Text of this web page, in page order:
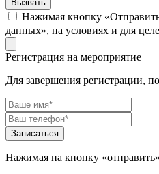
Нажимая кнопку
данных», на условиях и для
Регистрация на мероприятие
Для завершения регистрации,
Нажимая на кнопку